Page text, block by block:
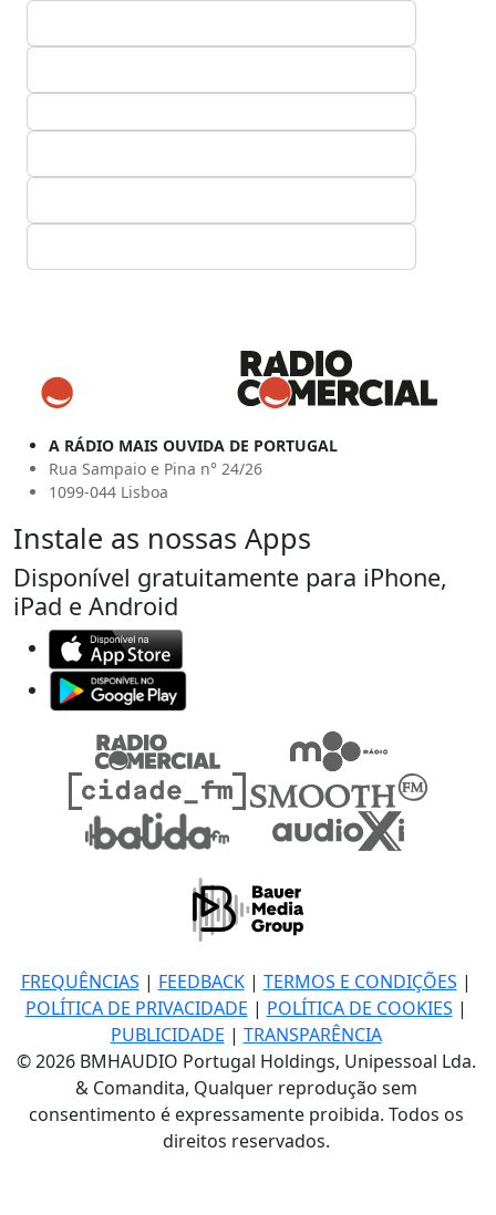
A RÁDIO MAIS OUVIDA DE PORTUGAL
Rua Sampaio e Pina n° 24/26
1099-044 Lisboa
Instale as nossas Apps
Disponível gratuitamente para iPhone,
iPad e Android
FREQUÊNCIAS | FEEDBACK| TERMOS E CONDIÇÕES |
POLÍTICA DE PRIVACIDADE | POLÍTICA DE COOKIES |
PUBLICIDADE | TRANSPARÊNCIA
© 2026 BMHAUDIO Portugal Holdings, Unipessoal Lda.
& Comandita, Qualquer reprodução sem
consentimento é expressamente proibida. Todos os
direitos reservados.